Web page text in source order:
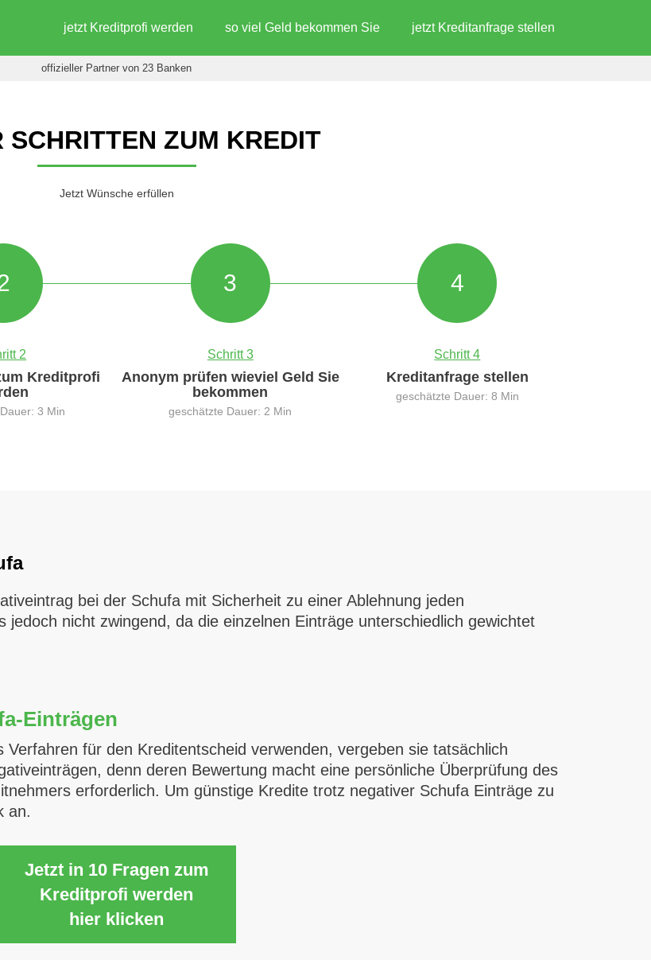
jetzt Kreditprofi werden so viel Geld bekommen Sie jetzt Kreditanfrage stellen
offizieller Partner von 23 Banken
SCHRITTEN ZUM KREDIT
Jetzt Wünsche erfüllen
2
Kreditprofi
3 Min
3
Schritt 3
Anonym prüfen wieviel Geld Sie
bekommen
geschätzte Dauer: 2 Min
4
Schritt 4
Kreditanfrage stellen
geschätzte Dauer: 8 Min
bei der Schufa mit Sicherheit zu einer Ablehnung jeden
nicht zwingend, da die einzelnen Einträge unterschiedlich gewichtet
Einträgen
für den Kreditentscheid verwenden, vergeben sie tatsächlich
denn deren Bewertung macht eine persönliche Überprüfung des
erforderlich. Um günstige Kredite trotz negativer Schufa Einträge zu
an.
Jetzt in 10 Fragen zum
Kreditprofi werden
hier klicken